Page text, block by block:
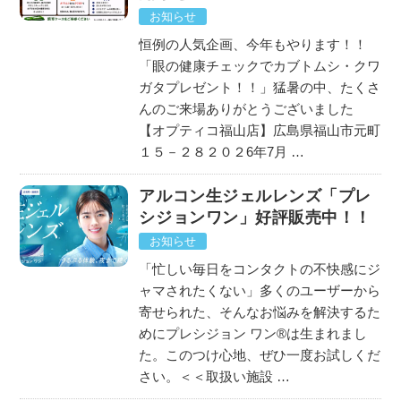
お知らせ
恒例の人気企画、今年もやります！！
「眼の健康チェックでカブトムシ・クワ
ガタプレゼント！！」猛暑の中、たくさ
んのご来場ありがとうございました
【オプティコ福山店】広島県福山市元町
１５－２８２０２6年7月 …
アルコン生ジェルレンズ「プレ
シジョンワン」好評販売中！！
お知らせ
「忙しい毎日をコンタクトの不快感にジ
ャマされたくない」多くのユーザーから
寄せられた、そんなお悩みを解決するた
めにプレシジョン ワン®は生まれまし
た。このつけ心地、ぜひ一度お試しくだ
さい。＜＜取扱い施設 …